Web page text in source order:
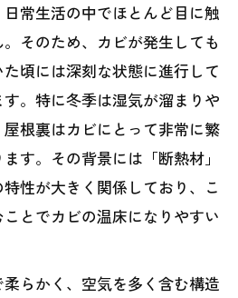
常生活の中でほとんど目に触
そのため、カビが発生しても
頃には深刻な状態に進行して
。特に冬季は湿気が溜まりや
根裏はカビにとって非常に繁
す。その背景には「断熱材」
特性が大きく関係しており、こ
とでカビの温床になりやすい
らかく、空気を多く含む構造